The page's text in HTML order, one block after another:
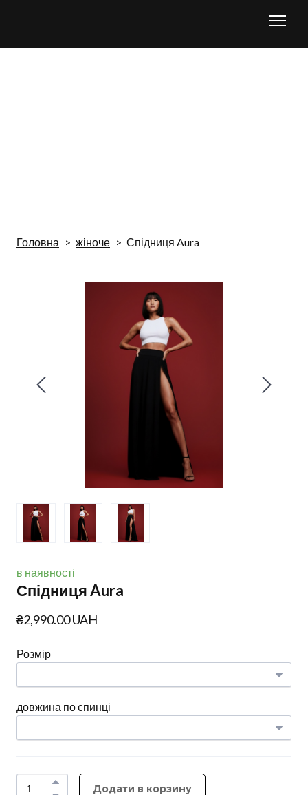
Головна жіноче Спідниця Aura
в наявності
Спідниця Aura
₴2,990.00 UAH
Розмір
довжина по спинці
Додати в корзину